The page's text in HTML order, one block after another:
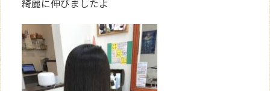
綺麗に伸びましたよ